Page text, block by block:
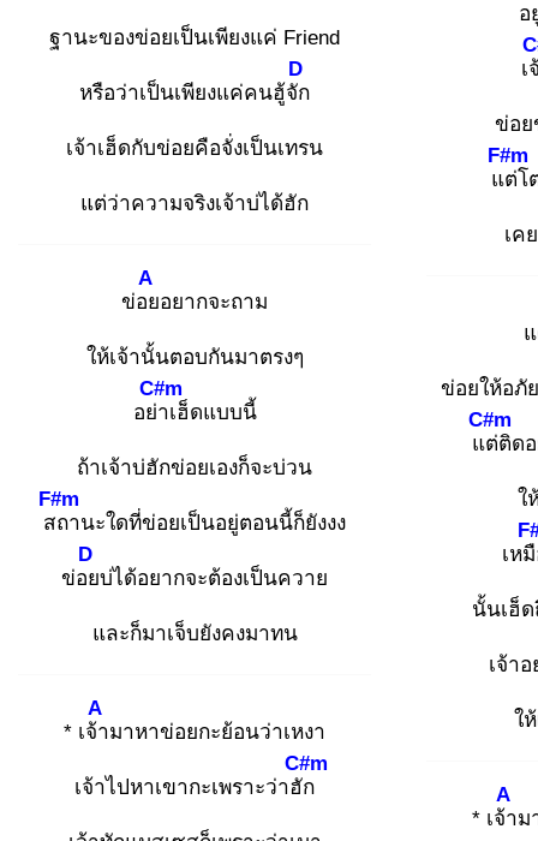
ฐานะของข่อยเป็นเพียงแค่ Friend
หรือว่าเป็นเพียงแค่คนฮู้จัก
D
เจ้าเฮ็ดกับข่อยคือจั่งเป็นเทรน
แต่ว่าความจริงเจ้าบ่ได้ฮัก
ข่อย
A
อยากจะถาม
ให้เจ้านั้นตอบกันมาตรงๆ
อย่า
C#m
เฮ็ดแบบนี้
ถ้าเจ้าบ่ฮักข่อยเองก็จะบ่วน
สถ
F#m
านะใดที่ข่อยเป็นอยู่ตอนนี้ก็ยังงง
ข่อย
D
บ่ได้อยากจะต้องเป็นควาย
และก็มาเจ็บยังคงมาทน
* เจ้า
A
มาหาข่อยกะย้อนว่าเหงา
เจ้าไปหาเขากะเพราะว่าฮัก
C#m
อ
เ
ข่อย
แต่
F#m
โ
เค
ข่อยให้อภั
แต่
C#m
ติด
ใ
เห
นั้นเฮ็
เจ้า
ใ
* เจ้า
A
ม